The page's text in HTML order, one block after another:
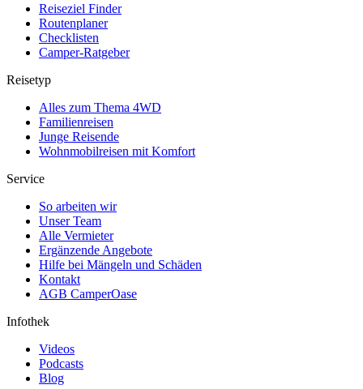
Reiseziel Finder
Routenplaner
Checklisten
Camper-Ratgeber
Reisetyp
Alles zum Thema 4WD
Familienreisen
Junge Reisende
Wohnmobilreisen mit Komfort
Service
So arbeiten wir
Unser Team
Alle Vermieter
Ergänzende Angebote
Hilfe bei Mängeln und Schäden
Kontakt
AGB CamperOase
Infothek
Videos
Podcasts
Blog